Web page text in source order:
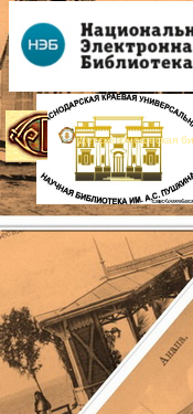
Детско-юношеская